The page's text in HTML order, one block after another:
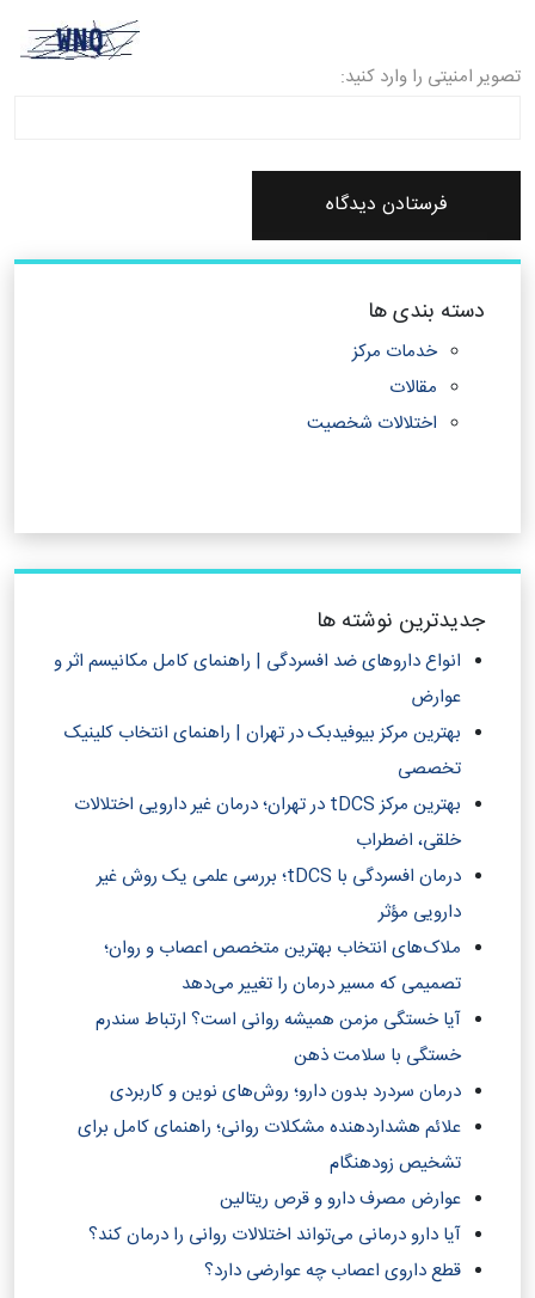
تصویر امنیتی را وارد کنید:
دسته بندی ها
خدمات مرکز
مقالات
اختلالات شخصیت
جدیدترین نوشته ها
انواع داروهای ضد افسردگی | راهنمای کامل مکانیسم اثر و
عوارض
بهترین مرکز بیوفیدبک در تهران | راهنمای انتخاب کلینیک
تخصصی
بهترین مرکز tDCS در تهران؛ درمان غیر دارویی اختلالات
خلقی، اضطراب
درمان افسردگی با tDCS؛ بررسی علمی یک روش غیر
دارویی مؤثر
ملاک‌های انتخاب بهترین متخصص اعصاب و روان؛
تصمیمی که مسیر درمان را تغییر می‌دهد
آیا خستگی مزمن همیشه روانی است؟ ارتباط سندرم
خستگی با سلامت ذهن
درمان سردرد بدون دارو؛ روش‌های نوین و کاربردی
علائم هشداردهنده مشکلات روانی؛ راهنمای کامل برای
تشخیص زودهنگام
عوارض مصرف دارو و قرص ریتالین
آیا دارو درمانی می‌تواند اختلالات روانی را درمان کند؟‎
قطع داروی اعصاب چه عوارضی دارد؟